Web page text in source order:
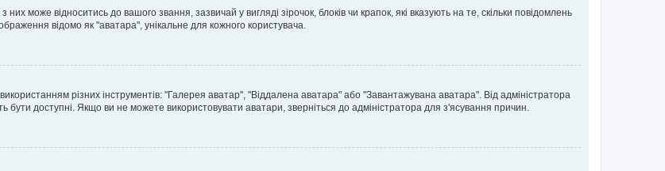
може відноситись до вашого звання, зазвичай у вигляді зірочок, блоків чи крапок, які вказують на те, скільки повідомлень
відомо як "аватара", унікальне для кожного користувача.
різних інструментів: "Галерея аватар", "Віддалена аватара" або "Завантажувана аватара". Від адміністратора
доступні. Якщо ви не можете використовувати аватари, зверніться до адміністратора для з'ясування причин.